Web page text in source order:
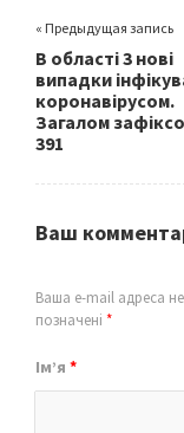
« Предыдущая запись
В області 3 нові
випадки
коронавірусом.
Загалом
391
Ваш
Ваша e-mail адреса
позначені *
Ім’я *